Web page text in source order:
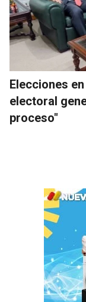
Elecciones
electoral
proceso"